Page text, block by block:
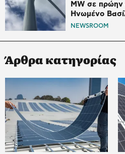
MW σε πρώην
Ηνωμένο
NEWSROOM
Άρθρα κατηγορίας